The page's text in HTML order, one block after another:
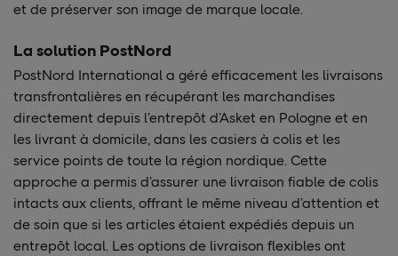
et de préserver son image de marque locale.
La solution PostNord
PostNord International a géré efficacement les livraisons
transfrontalières en récupérant les marchandises
directement depuis l’entrepôt d’Asket en Pologne et en
les livrant à domicile, dans les casiers à colis et les
service points de toute la région nordique. Cette
approche a permis d’assurer une livraison fiable de colis
intacts aux clients, offrant le même niveau d’attention et
de soin que si les articles étaient expédiés depuis un
entrepôt local. Les options de livraison flexibles ont